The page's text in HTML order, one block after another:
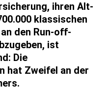
ihren Alt-
klassischen
den Run-off-
ist
Die
hat Zweifel an der